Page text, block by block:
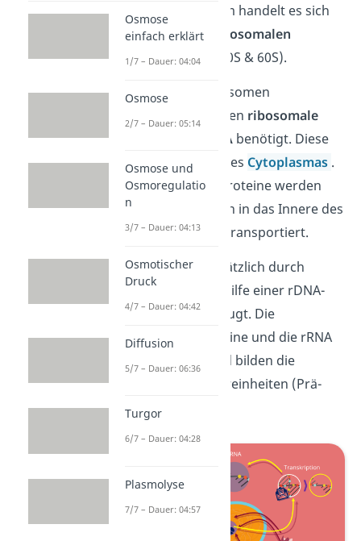
einem Prä-Ribosom handelt es sich
deshalb um die
ribosomalen
Untereinheiten
(40S & 60S).
Um diese Prä-Ribosomen
herzustellen, werden ribosomale
rRNA benötigt. Diese
liegen im Cytosol des Cytoplasmas .
Die ribosomalen Proteine werden
über die Kernporen in das Innere des
Kernkörperchens transportiert.
Dort wird nun zusätzlich durch
Transkription
mithilfe einer rDNA-
Vorlage rRNA erzeugt. Die
ribosomalen Proteine und die rRNA
verbinden sich und bilden die
ribosomalen Untereinheiten (Prä-
Ribosomen).
Osmose
einfach erklärt
1/7 – Dauer: 04:04
Osmose
2/7 – Dauer: 05:14
Osmose und
Osmoregulatio
n
3/7 – Dauer: 04:13
Osmotischer
Druck
4/7 – Dauer: 04:42
Diffusion
5/7 – Dauer: 06:36
Turgor
6/7 – Dauer: 04:28
Plasmolyse
7/7 – Dauer: 04:57